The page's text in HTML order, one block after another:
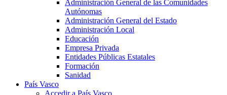
Administración General de las Comunidades
Autónomas
Administración General del Estado
Administración Local
Educación
Empresa Privada
Entidades Públicas Estatales
Formación
Sanidad
País Vasco